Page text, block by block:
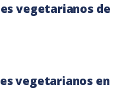
vegetarianos de
vegetarianos en